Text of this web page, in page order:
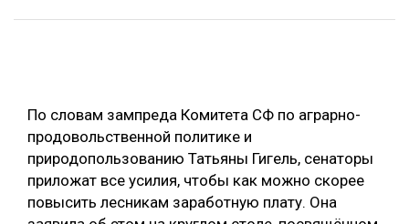
ЛЕСОЗАГОТОВКА
БИОЭНЕРГЕТИКА
ЛЕСОВОССТАНОВЛЕНИЕ И ЗАЩИТА
ЛОГИСТИКА
ПРОИЗВОДСТВО ДРЕВЕСНЫХ ПЛИТ
ТЕМАТИЧЕСКИЕ ПРОЕКТЫ
ПОДБОРКИ СТАТЕЙ
По словам зампреда Комитета СФ по аграрно-
продовольственной политике и
природопользованию Татьяны Гигель, сенаторы
приложат все усилия, чтобы как можно скорее
повысить лесникам заработную плату. Она